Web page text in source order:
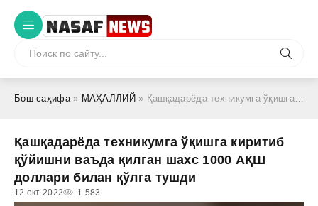
Бош саҳифа» МАҲАЛЛИЙ » Қашқадарёда техникумга ўқишга киритиб қўйишни ваъда қилган шахс 1000 АҚШ доллари билан қўлга тушди
Қашқадарёда техникумга ўқишга киритиб
қўйишни ваъда қилган шахс 1000 АҚШ
доллари билан қўлга тушди
12 окт 2022 1 583